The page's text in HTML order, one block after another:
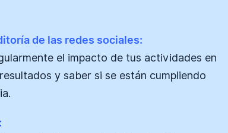
de las redes sociales:
el impacto de tus actividades en
y saber si se están cumpliendo